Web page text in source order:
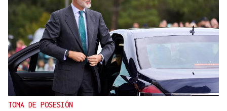
TOMA DE POSESIÓN